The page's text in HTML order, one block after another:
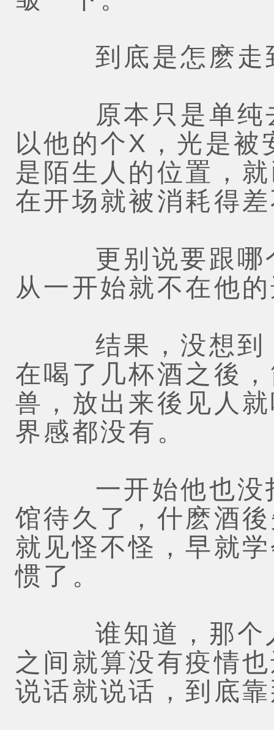
到底是怎麽走
原本只是单纯去
以他的个X，光是
是陌生人的位置，
在开场就被消耗得
更别说要跟哪个
从一开始就不在他
结果，没想到，
在喝了几杯酒之後
兽，放出来後见人
界感都没有。
一开始他也没打
馆待久了，什麽酒
就见怪不怪，早就
惯了。
谁知道，那个人
之间就算没有疫情
说话就说话，到底